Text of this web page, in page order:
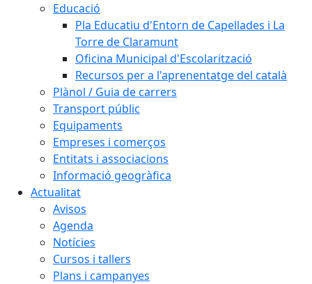
Educació
Pla Educatiu d'Entorn de Capellades i La
Torre de Claramunt
Oficina Municipal d'Escolarització
Recursos per a l'aprenentatge del català
Plànol / Guia de carrers
Transport públic
Equipaments
Empreses i comerços
Entitats i associacions
Informació geogràfica
Actualitat
Avisos
Agenda
Notícies
Cursos i tallers
Plans i campanyes